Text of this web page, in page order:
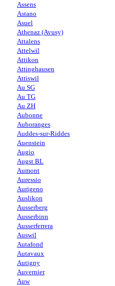
Assens
Astano
Asuel
Athenaz (Avusy)
Attalens
Attelwil
Attikon
Attinghausen
Attiswil
Au SG
Au TG
Au ZH
Aubonne
Auboranges
Auddes-sur-Riddes
Auenstein
Augio
Augst BL
Aumont
Auressio
Aurigeno
Auslikon
Ausserberg
Ausserbinn
Ausserferrera
Auswil
Autafond
Autavaux
Autigny
Auvernier
Auw